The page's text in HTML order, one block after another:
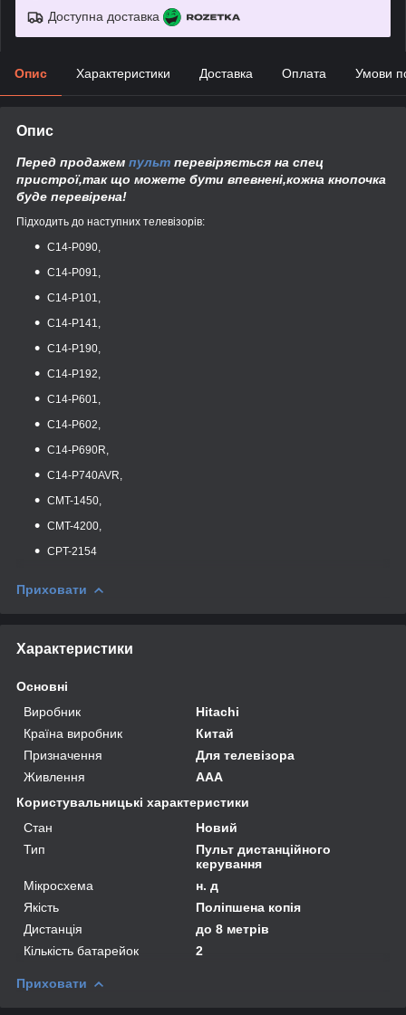
Доступна доставка
Опис Характеристики Доставка Оплата Умови
Опис
Перед продажем пульт перевіряється на спец
пристрої,так що можете бути впевнені,кожна кнопочка
буде перевірена!
Підходить до наступних телевізорів:
C14-P090,
C14-P091,
C14-P101,
C14-P141,
C14-P190,
C14-P192,
C14-P601,
C14-P602,
C14-P690R,
C14-P740AVR,
CMT-1450,
CMT-4200,
CPT-2154
Приховати
Характеристики
Основні
Виробник
Hitachi
Країна виробник
Китай
Призначення
Для телевізора
Живлення
AAA
Користувальницькі характеристики
Стан
Новий
Тип
Пульт дистанційного
керування
Мікросхема
н. д
Якість
Поліпшена копія
Дистанція
до 8 метрів
Кількість батарейок
2
Приховати